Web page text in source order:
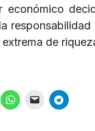
económico
de